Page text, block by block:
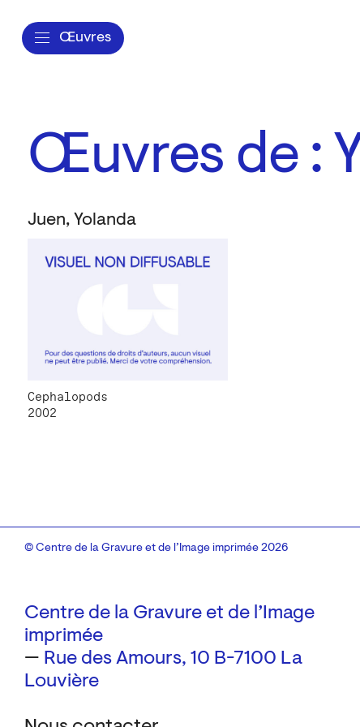
Œuvres
Œuvres de :
Juen, Yolanda
Cephalopods
2002
Centre de la Gravure et de l’Image
imprimée
— Rue des Amours, 10 B-7100 La
Louvière
© Centre de la Gravure et de l’Image imprimée 2026